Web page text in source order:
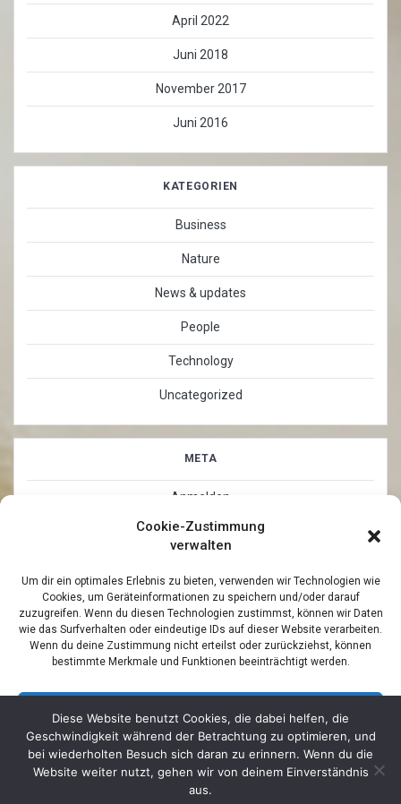
Cookie-Zustimmung
verwalten
Um dir ein optimales Erlebnis zu bieten, verwenden wir Technologien wie
Cookies, um Geräteinformationen zu speichern und/oder darauf
zuzugreifen. Wenn du diesen Technologien zustimmst, können wir Daten
wie das Surfverhalten oder eindeutige IDs auf dieser Website verarbeiten.
Wenn du deine Zustimmung nicht erteilst oder zurückziehst, können
bestimmte Merkmale und Funktionen beeinträchtigt werden.
Akzeptieren
Ablehnen
Einstellungen ansehen
April 2022
Juni 2018
November 2017
Juni 2016
KATEGORIEN
Business
Nature
News & updates
People
Technology
Uncategorized
META
Anmelden
Eintrags-Feed
WordPress.org
© 2026 Maler Siek - Jan Freitag - Malereibetrieb. Built by
Blackdog-Werbung GmbH & Co KGusing WordPress and
Mesmerize PRO Theme •
Diese Website benutzt Cookies, die dabei helfen, die
Geschwindigkeit während der Betrachtung zu optimieren, und
bei wiederholten Besuch sich daran zu erinnern. Wenn du die
Website weiter nutzt, gehen wir von deinem Einverständnis
aus.